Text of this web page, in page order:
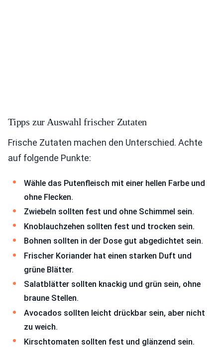
Tipps zur Auswahl frischer Zutaten
Frische Zutaten machen den Unterschied. Achte
auf folgende Punkte:
Wähle das Putenfleisch mit einer hellen Farbe und
ohne Flecken.
Zwiebeln sollten fest und ohne Schimmel sein.
Knoblauchzehen sollten fest und trocken sein.
Bohnen sollten in der Dose gut abgedichtet sein.
Frischer Koriander hat einen starken Duft und
grüne Blätter.
Salatblätter sollten knackig und grün sein, ohne
braune Stellen.
Avocados sollten leicht drückbar sein, aber nicht
zu weich.
Kirschtomaten sollten fest und glänzend sein.